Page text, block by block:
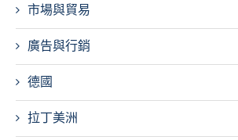
市場與貿易
廣告與行銷
德國
拉丁美洲